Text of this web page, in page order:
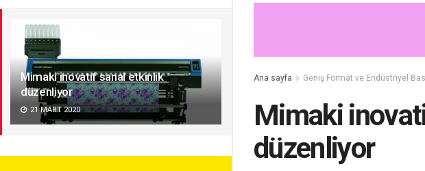
Mimaki inovatif sanal etkinlik
düzenliyor
21 MART 2020
Ana sayfa Geniş Format ve Endüstriyel
Mimaki
düzenliyor